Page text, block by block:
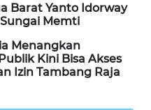
Barat Yanto Idorway
Memti
Menangkan
Kini Bisa Akses
Izin Tambang Raja